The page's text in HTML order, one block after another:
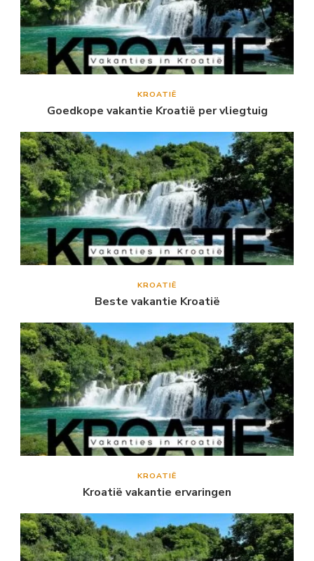
KROATIË
Goedkope vakantie Kroatië per vliegtuig
KROATIË
Beste vakantie Kroatië
KROATIË
Kroatië vakantie ervaringen